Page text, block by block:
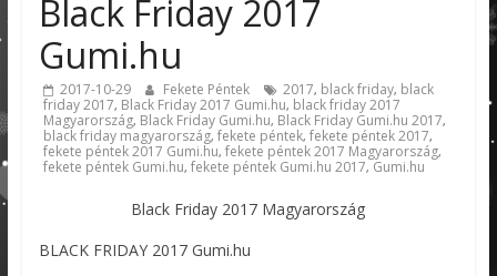
Black Friday 2017
Gumi.hu
2017-10-29 Fekete Péntek 2017, black friday, black
friday 2017, Black Friday 2017 Gumi.hu, black friday 2017
Magyarország, Black Friday Gumi.hu, Black Friday Gumi.hu 2017,
black friday magyarország, fekete péntek, fekete péntek 2017,
fekete péntek 2017 Gumi.hu, fekete péntek 2017 Magyarország,
fekete péntek Gumi.hu, fekete péntek Gumi.hu 2017, Gumi.hu
Black Friday 2017 Magyarország
BLACK FRIDAY 2017 Gumi.hu